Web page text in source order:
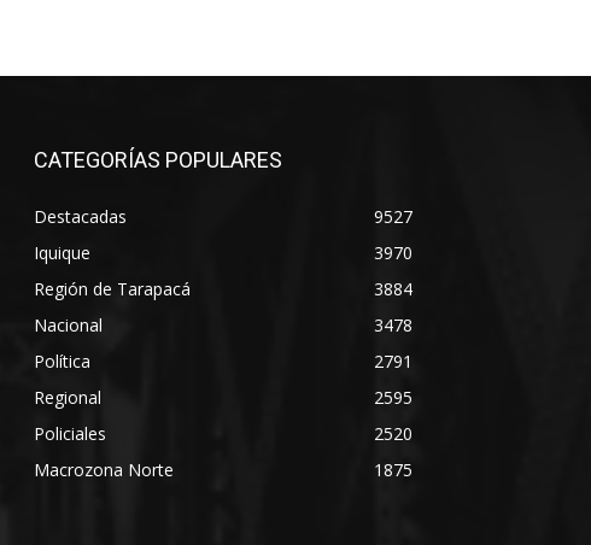
CATEGORÍAS POPULARES
Destacadas
9527
Iquique
3970
Región de Tarapacá
3884
Nacional
3478
Política
2791
Regional
2595
Policiales
2520
Macrozona Norte
1875